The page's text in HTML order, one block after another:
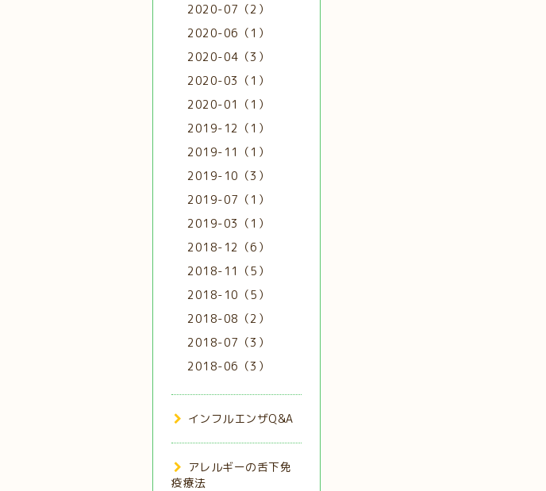
2020-07（2）
2020-06（1）
2020-04（3）
2020-03（1）
2020-01（1）
2019-12（1）
2019-11（1）
2019-10（3）
2019-07（1）
2019-03（1）
2018-12（6）
2018-11（5）
2018-10（5）
2018-08（2）
2018-07（3）
2018-06（3）
インフルエンザQ&A
アレルギーの舌下免
疫療法